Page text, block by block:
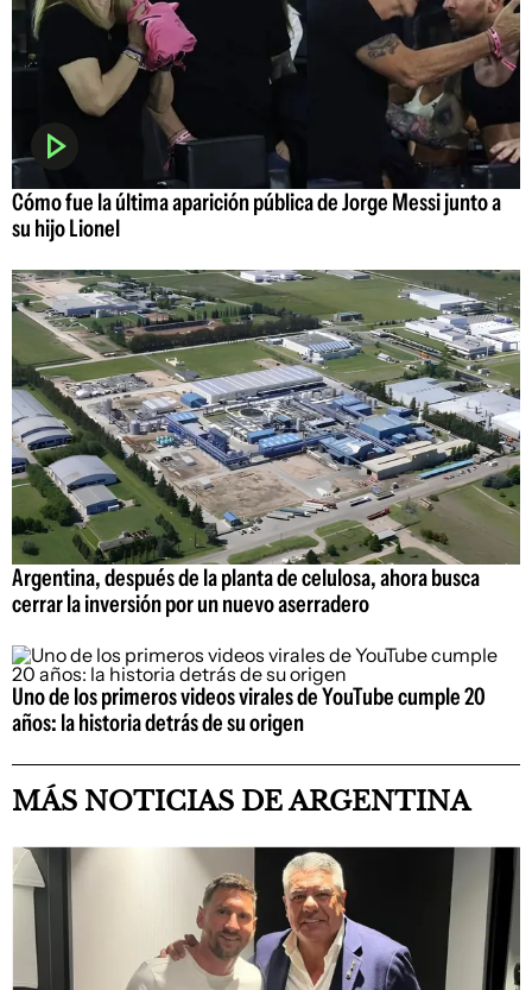
Cómo fue la última aparición pública de Jorge Messi junto a
su hijo Lionel
Argentina, después de la planta de celulosa, ahora busca
cerrar la inversión por un nuevo aserradero
Uno de los primeros videos virales de YouTube cumple 20
años: la historia detrás de su origen
MÁS NOTICIAS DE ARGENTINA